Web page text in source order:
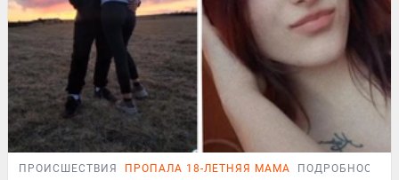
ПРОИСШЕСТВИЯ ПРОПАЛА 18-ЛЕТНЯЯ МАМА ПОДРОБНОСТИ